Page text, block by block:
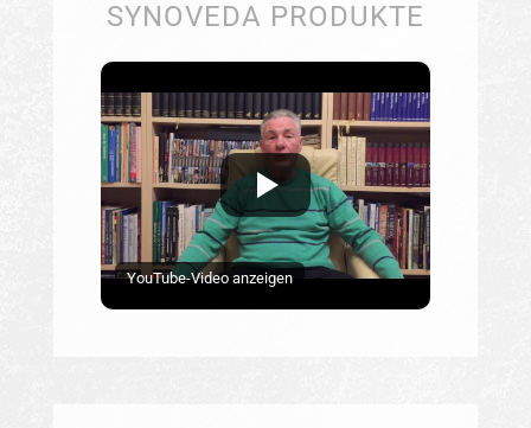
SYNOVEDA PRODUKTE
YouTube-Video anzeigen